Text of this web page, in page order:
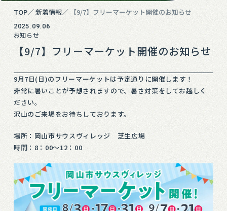
TOP 新着情報 【9/7】フリーマーケット開催のお知らせ
2025.09.06
お知らせ
【9/7】フリーマーケット開催のお知らせ
9月7日(日)のフリーマーケットは予定通りに開催します！
非常に暑いことが予想されますので、暑さ対策をしてお越しく
ださい。
沢山のご来場をお待ちしております。
場所：岡山市サウスヴィレッジ 芝生広場
時間：8：00～12：00